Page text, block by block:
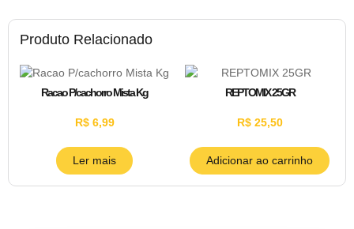
Produto Relacionado
Racao P/cachorro Mista Kg
R$6,99
Ler mais
REPTOMIX 25GR
R$25,50
Adicionar ao carrinho